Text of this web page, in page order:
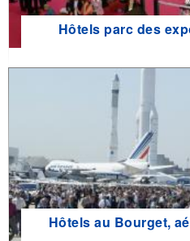
Hôtels parc des
Hôtels au Bourget,